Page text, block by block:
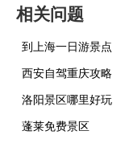
相关问题
到上海一日游景点
西安自驾重庆攻略
洛阳景区哪里好玩
蓬莱免费景区